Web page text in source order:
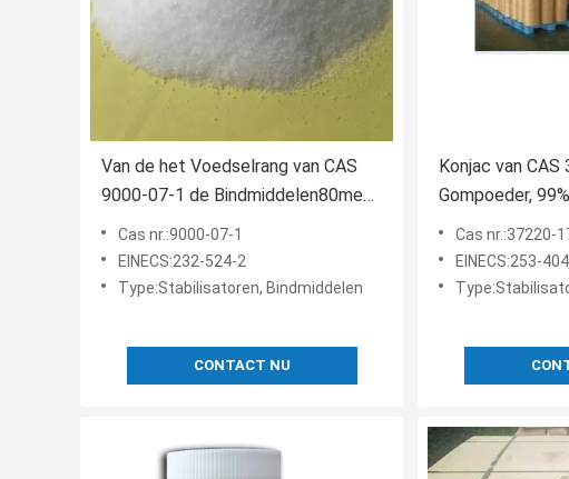
Van de het Voedselrang van CAS
9000-07-1 de Bindmiddelen80mesh
Carrageenan Poeder
Cas nr.:9000-07-1
EINECS:232-524-2
Type:Stabilisatoren, Bindmiddelen
CONTACT NU
Konjac van
Gompoeder,
Wortelgom
Cas nr.:37220-
EINECS:253-